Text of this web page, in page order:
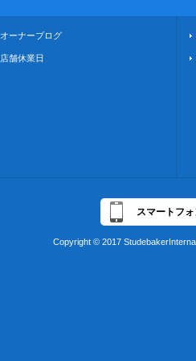
オーナーブログ
店舗休業日
スマートフ
Copyright © 2017